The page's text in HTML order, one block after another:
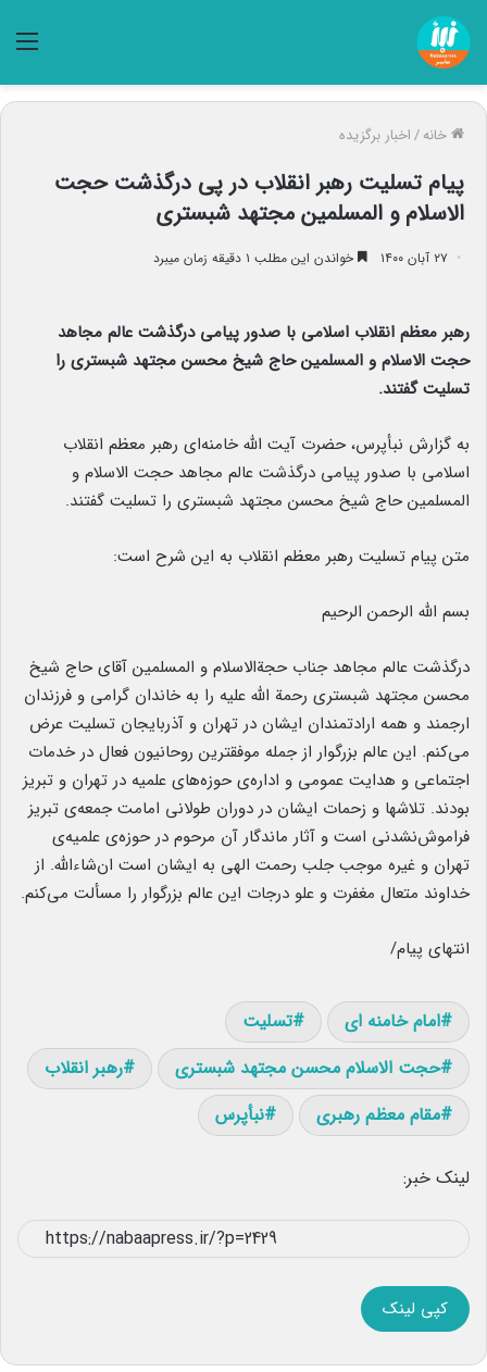
خانه/اخبار برگزیده
پیام تسلیت رهبر انقلاب در پی درگذشت حجت
الاسلام و المسلمین مجتهد شبستری
۲۷ آبان ۱۴۰۰ خواندن این مطلب ۱ دقیقه زمان میبرد
رهبر معظم انقلاب اسلامی با صدور پیامی درگذشت عالم مجاهد
حجت الاسلام و المسلمین حاج شیخ محسن مجتهد شبستری را
تسلیت گفتند.
به گزارش نبأپرس، حضرت آیت الله خامنه‌ای رهبر معظم انقلاب
اسلامی با صدور پیامی درگذشت عالم مجاهد حجت الاسلام و
المسلمین حاج شیخ محسن مجتهد شبستری را تسلیت گفتند.
متن پیام تسلیت رهبر معظم انقلاب به این شرح است:
بسم الله الرحمن الرحیم
درگذشت عالم مجاهد جناب حجة‌الاسلام و المسلمین آقای حاج شیخ
محسن مجتهد شبستری رحمة الله علیه را به خاندان گرامی و فرزندان
ارجمند و همه ارادتمندان ایشان در تهران و آذربایجان تسلیت عرض
می‌کنم. این عالم بزرگوار از جمله موفقترین روحانیون فعال در خدمات
اجتماعی و هدایت عمومی و اداره‌ی حوزه‌های علمیه در تهران و تبریز
بودند. تلاشها و زحمات ایشان در دوران طولانی امامت جمعه‌ی تبریز
فراموش‌نشدنی است و آثار ماندگار آن مرحوم در حوزه‌ی علمیه‌ی
تهران و غیره موجب جلب رحمت الهی به ایشان است ان‌شاءالله. از
خداوند متعال مغفرت و علو درجات این عالم بزرگوار را مسألت می‌کنم.
انتهای پیام/
امام خامنه ای
تسلیت
حجت الاسلام محسن مجتهد شبستری
رهبر انقلاب
مقام معظم رهبری
نبأپرس
لینک خبر:
کپی لینک